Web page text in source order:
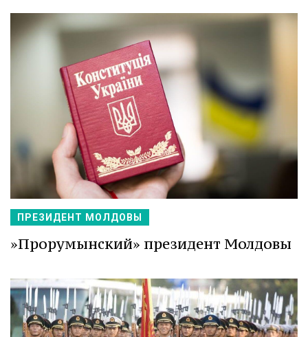
ПРЕЗИДЕНТ МОЛДОВЫ
»Прорумынский» президент Молдовы